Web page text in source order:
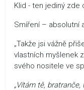
Klid - ten jediný zde
Smíření – absolutní
„Takže jsi vážně
vlastních myšlenek
svého nositele ve
„Vítám tě, bratranče,